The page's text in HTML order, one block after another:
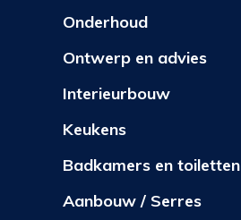
Onderhoud
Ontwerp en advies
Interieurbouw
Keukens
Badkamers en toiletten
Aanbouw / Serres